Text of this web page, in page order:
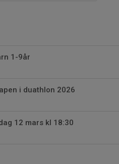
1-9år
i duathlon 2026
12 mars kl 18:30